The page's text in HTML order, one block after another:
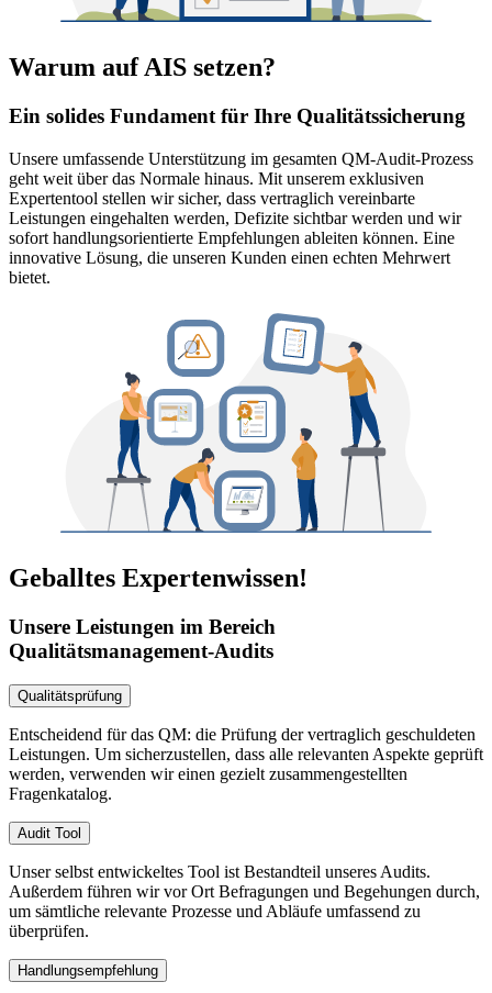
Warum auf AIS setzen?
Ein solides Fundament für Ihre Qualitätssicherung
Unsere umfassende Unterstützung im gesamten QM-Audit-Prozess
geht weit über das Normale hinaus. Mit unserem exklusiven
Expertentool stellen wir sicher, dass vertraglich vereinbarte
Leistungen eingehalten werden, Defizite sichtbar werden und wir
sofort handlungsorientierte Empfehlungen ableiten können. Eine
innovative Lösung, die unseren Kunden einen echten Mehrwert
bietet.
Geballtes Expertenwissen!
Unsere Leistungen im Bereich
Qualitätsmanagement-Audits
Qualitätsprüfung
Entscheidend für das QM: die Prüfung der vertraglich geschuldeten
Leistungen. Um sicherzustellen, dass alle relevanten Aspekte geprüft
werden, verwenden wir einen gezielt zusammengestellten
Fragenkatalog.
Audit Tool
Unser selbst entwickeltes Tool ist Bestandteil unseres Audits.
Außerdem führen wir vor Ort Befragungen und Begehungen durch,
um sämtliche relevante Prozesse und Abläufe umfassend zu
überprüfen.
Handlungsempfehlung